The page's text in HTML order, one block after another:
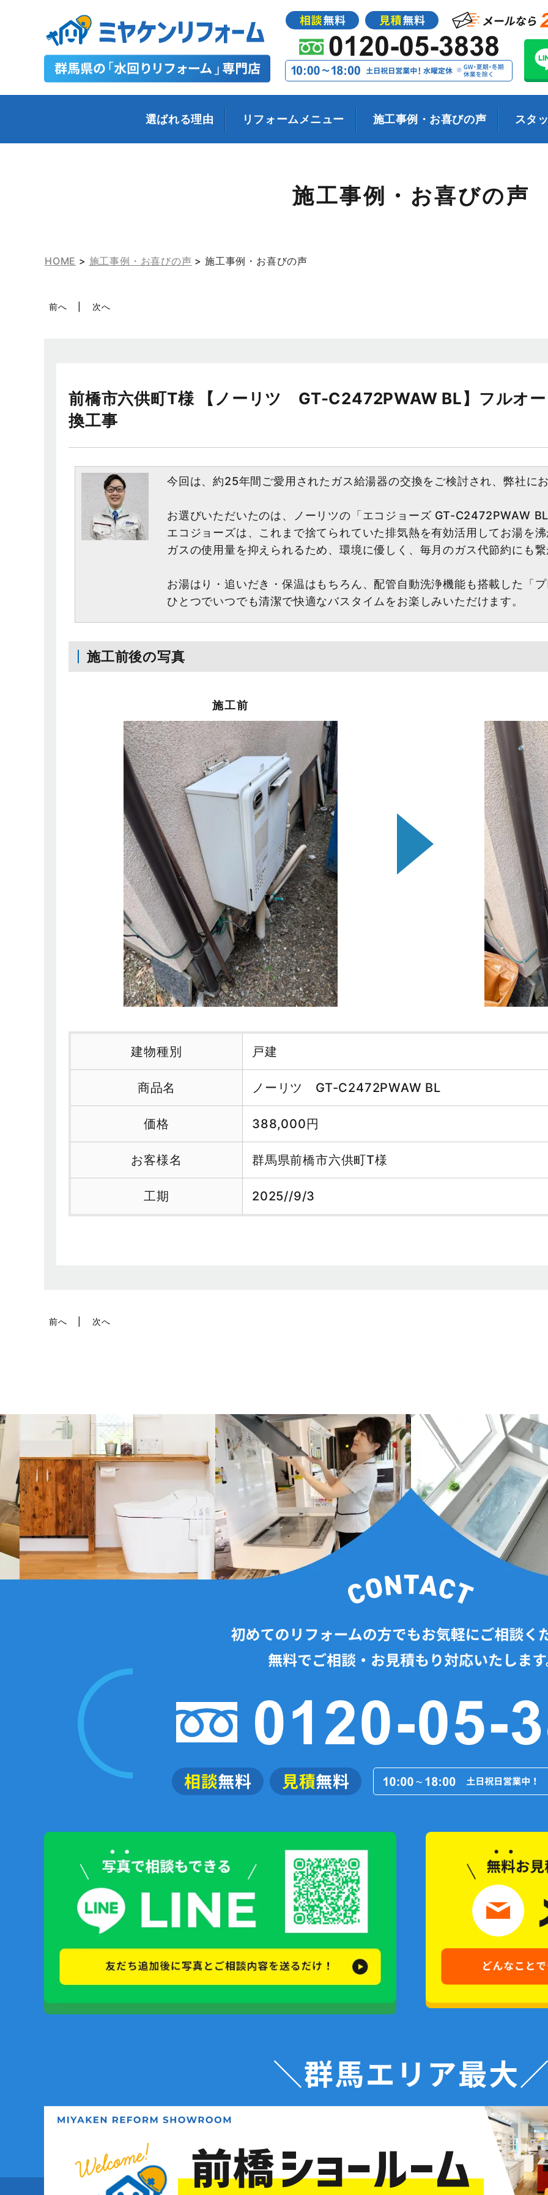
選ばれる理由 リフォームメニュー 施工事例・お喜びの声 スタ
施工事例・お喜びの声
HOME > 施工事例・お喜びの声 >施工事例・お喜びの声
前へ 次へ
前橋市六供町T様 【ノーリツ GT-C2472PWAW BL】フルオ
換工事
今回は、約25年間ご愛用されたガス給湯器の交換をご検討され、弊社に
お選びいただいたのは、ノーリツの「エコジョーズ GT-C2472PWAW
エコジョーズは、これまで捨てられていた排気熱を有効活用してお湯を
ガスの使用量を抑えられるため、環境に優しく、毎月のガス代節約にも
お湯はり・追いだき・保温はもちろん、配管自動洗浄機能も搭載した「
ひとつでいつでも清潔で快適なバスタイムをお楽しみいただけます。
施工前後の写真
施工前
建物種別 戸建
商品名 ノーリツ GT-C2472PWAW BL
価格 388,000円
お客様名 群馬県前橋市六供町T様
工期 2025//9/3
前へ 次へ